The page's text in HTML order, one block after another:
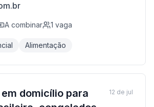
A combinar 1 vaga
Alimentação
domicílio para
12 de jul